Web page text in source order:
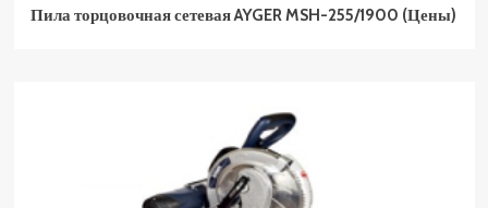
Пила торцовочная сетевая AYGER MSH-255/1900 (Цены)